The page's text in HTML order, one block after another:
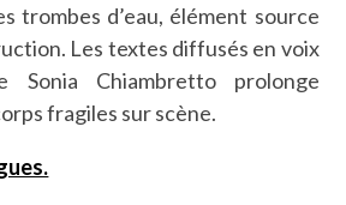
trombes d’eau, élément source
Les textes diffusés en voix
Sonia Chiambretto prolonge
fragiles sur scène.